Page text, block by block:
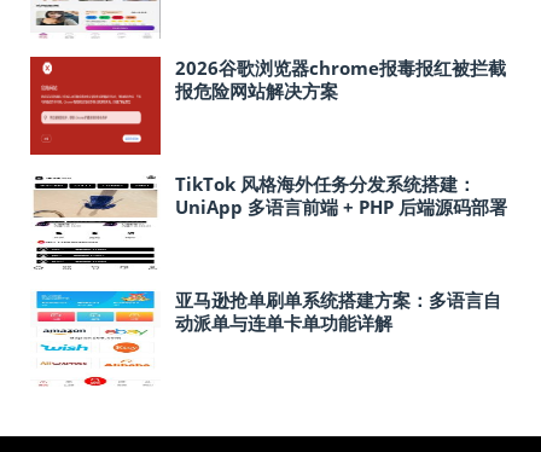
2026谷歌浏览器chrome报毒报红被拦截
报危险网站解决方案
TikTok 风格海外任务分发系统搭建：
UniApp 多语言前端 + PHP 后端源码部署
亚马逊抢单刷单系统搭建方案：多语言自
动派单与连单卡单功能详解